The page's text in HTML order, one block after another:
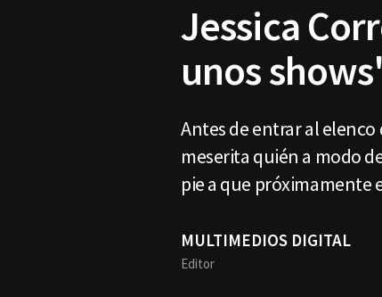
Jessica
unos
Antes de entrar al elenco
meserita quién a modo
pie a que próximamente
MULTIMEDIOS DIGITAL
Editor